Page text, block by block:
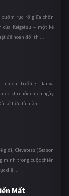
rực rỡ giữa chốn
Keigetsu – một kẻ
để hoán đổi th ...
trường, Tanya
khi cuộc chiến ngày
sở hữu tài năn ...
Clevatess (Season
minh trong cuộc chiến
diệ ...
Mất